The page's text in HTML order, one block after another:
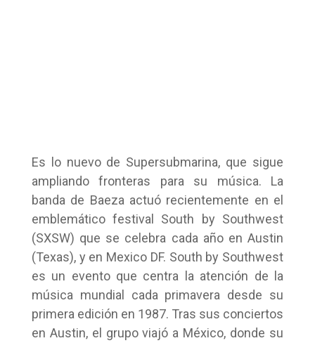
Es lo nuevo de Supersubmarina, que sigue
ampliando fronteras para su música. La
banda de Baeza actuó recientemente en el
emblemático festival South by Southwest
(SXSW) que se celebra cada año en Austin
(Texas), y en Mexico DF. South by Southwest
es un evento que centra la atención de la
música mundial cada primavera desde su
primera edición en 1987. Tras sus conciertos
en Austin, el grupo viajó a México, donde su